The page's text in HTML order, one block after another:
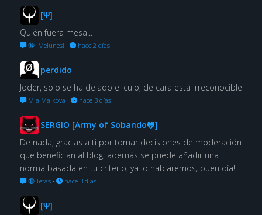
[Ψ]
Quién fuera mesa...
🔞 ¡Melunes! · hace 2 días
perdido
Joder, solo se ha dejado el culo, de cara está irreconocible
Mia Malkova · hace 3 días
SERGIO [Army of Sobando🐸]
De nada, gracias a ti por tomar decisiones de moderación
que benefician al blog, además se puede añadir una
norma basada en tu criterio, ya lo hablaremos, buen día!
🔞 Tetas· hace 3 días
[Ψ]